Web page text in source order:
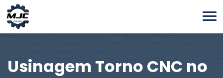
Usinagem Torno CNC no